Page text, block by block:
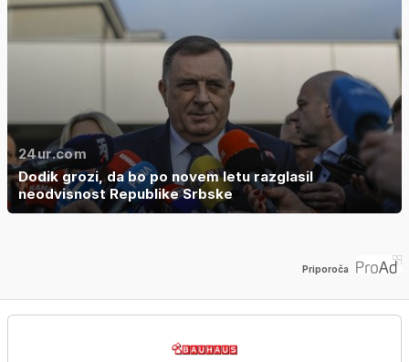
24ur.com
Dodik grozi, da bo po novem letu razglasil
neodvisnost Republike Srbske
Priporoča